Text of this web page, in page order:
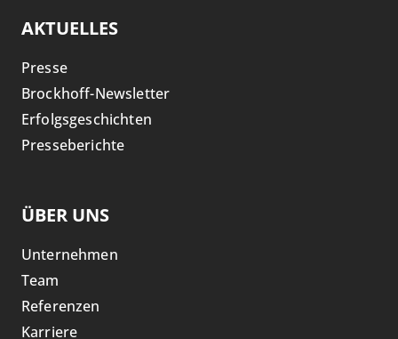
AKTUELLES
Presse
Brockhoff-Newsletter
Erfolgsgeschichten
Presseberichte
ÜBER UNS
Unternehmen
Team
Referenzen
Karriere